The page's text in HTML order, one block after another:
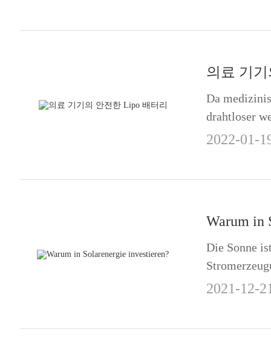
의료 기
Da
drahtloser
einer
2022-01-
Warum in
Die Sonne
Solarstrom.
2021-12-